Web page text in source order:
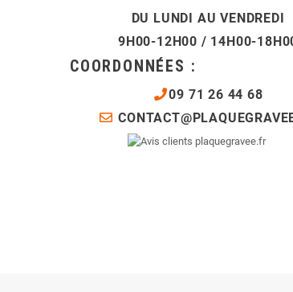
DU LUNDI AU VENDREDI
9H00-12H00 / 14H00-
COORDONNÉES :
09 71 26 44 68